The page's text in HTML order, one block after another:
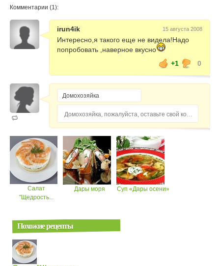
Комментарии (1):
irun4ik 15 августа 2008
Интересно,я такого еще не видела!Надо
попробовать ,наверное вкусно
+1
0
Домохозяйка, пожалуйста, оставьте свой комментарий...
Салат
"Щедрость...
Дары моря Суп «Дары осени»
Похожие рецепты